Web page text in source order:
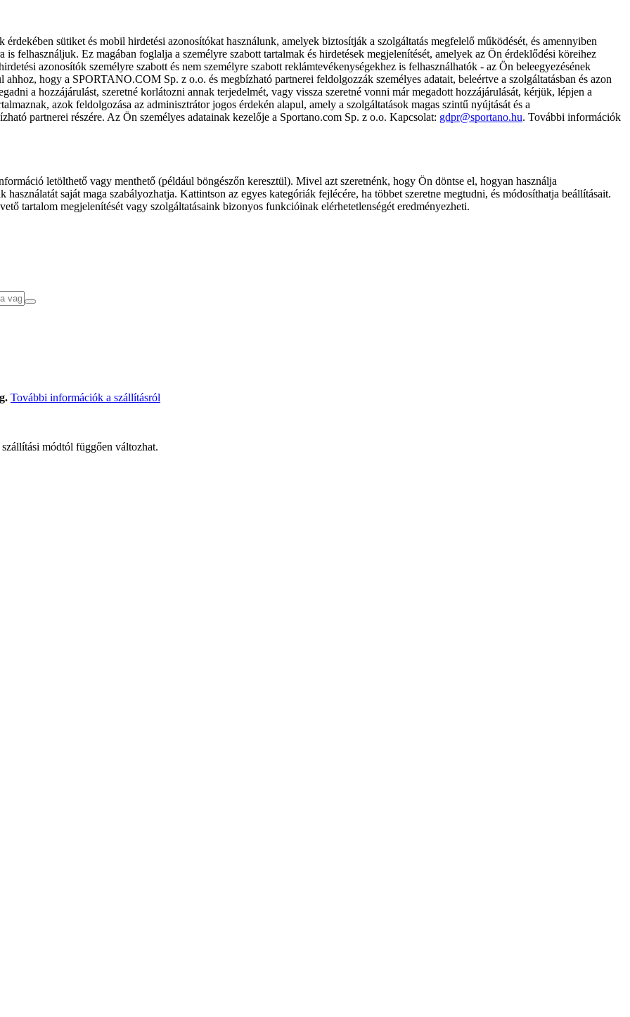
sütiket és mobil hirdetési azonosítókat használunk, amelyek biztosítják a szolgáltatás megfelelő működését, és amennyiben
is felhasználjuk. Ez magában foglalja a személyre szabott tartalmak és hirdetések megjelenítését, amelyek az Ön érdeklődési köreihez
azonosítók személyre szabott és nem személyre szabott reklámtevékenységekhez is felhasználhatók - az Ön beleegyezésének
hogy a SPORTANO.COM Sp. z o.o. és megbízható partnerei feldolgozzák személyes adatait, beleértve a szolgáltatásban és azon
a hozzájárulást, szeretné korlátozni annak terjedelmét, vagy vissza szeretné vonni már megadott hozzájárulását, kérjük, lépjen a
azok feldolgozása az adminisztrátor jogos érdekén alapul, amely a szolgáltatások magas szintű nyújtását és a
partnerei részére. Az Ön személyes adatainak kezelője a Sportano.com Sp. z o.o. Kapcsolat: gdpr@sportano.hu. További információk
letölthető vagy menthető (például böngészőn keresztül). Mivel azt szeretnénk, hogy Ön döntse el, hogyan használja
saját maga szabályozhatja. Kattintson az egyes kategóriák fejlécére, ha többet szeretne megtudni, és módosíthatja beállításait.
tartalom megjelenítését vagy szolgáltatásaink bizonyos funkcióinak elérhetetlenségét eredményezheti.
További információk a szállításról
módtól függően változhat.